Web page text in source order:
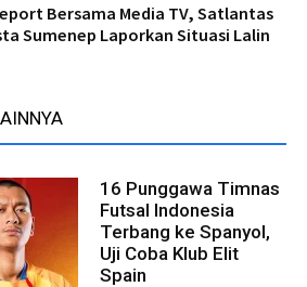
Bersama Media TV, Satlantas
Sumenep Laporkan Situasi Lalin
16 Punggawa Timnas
Futsal Indonesia
Terbang ke Spanyol,
Uji Coba Klub Elit
Spain